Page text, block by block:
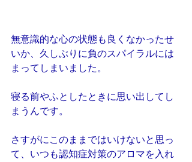
無意識的な心の状態も良くなかったせ
いか、久しぶりに負のスパイラルには
まってしまいました。
寝る前やふとしたときに思い出してし
まうんです。
さすがにこのままではいけないと思っ
て、いつも認知症対策のアロマを入れ